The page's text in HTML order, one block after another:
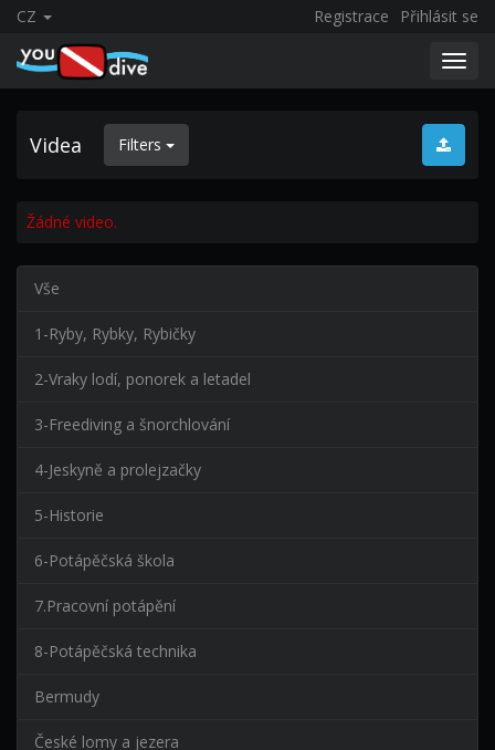
CZ Registrace Přihlásit se
Videa Filters
Žádné video.
Vše
1-Ryby, Rybky, Rybičky
2-Vraky lodí, ponorek a letadel
3-Freediving a šnorchlování
4-Jeskyně a prolejzačky
5-Historie
6-Potápěčská škola
7.Pracovní potápění
8-Potápěčská technika
Bermudy
České lomy a jezera